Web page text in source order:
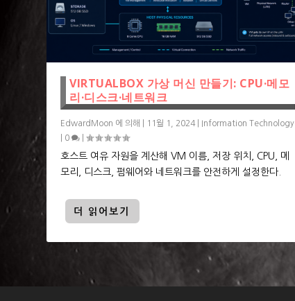
VIRTUALBOX 가상 머신 만들기: CPU·메모
리·디스크·네트워크
EdwardMoon 에 의해 | 11월 1, 2024| Information Technology
0 |
호스트 여유 자원을 계산해 VM 이름, 저장 위치, CPU, 메
모리, 디스크, 펌웨어와 네트워크를 안전하게 설정한다.
더 읽어보기